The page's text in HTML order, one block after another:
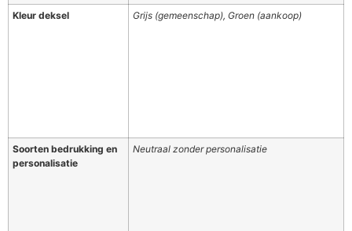
Kleur deksel Grijs (gemeenschap), Groen (aankoop)
Soorten bedrukking en
personalisatie
Neutraal zonder personalisatie